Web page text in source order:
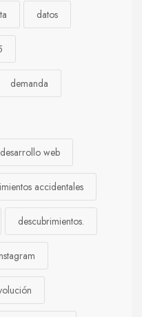
datos
demanda
desarrollo web
accidentales
descubrimientos.